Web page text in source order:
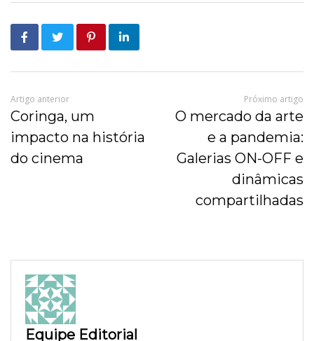
Artigo anterior
Coringa, um
impacto na história
do cinema
Próximo artigo
O mercado da arte
e a pandemia:
Galerias ON-OFF e
dinâmicas
compartilhadas
Equipe Editorial